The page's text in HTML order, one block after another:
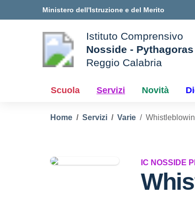
Ministero dell'Istruzione e del Merito
della scuola
Istituto Comprensivo
Nosside -
Reggio Calabria
Scuola Servizi Novità
Home Servizi Varie
IC NOSSIDE